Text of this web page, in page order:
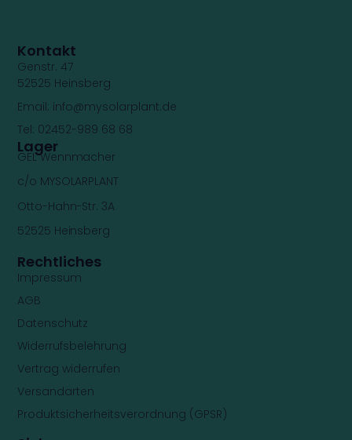
Kontakt
Genstr. 47
52525 Heinsberg
Email: info@mysolarplant.de
Tel: 02452-989 68 68
Lager
GEL Wennmacher
c/o MYSOLARPLANT
Otto-Hahn-Str. 3A
52525 Heinsberg
Rechtliches
Impressum
AGB
Datenschutz
Widerrufsbelehrung
Vertrag widerrufen
Versandarten
Produktsicherheitsverordnung (GPSR)